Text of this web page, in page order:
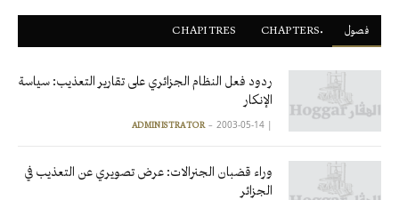
فصول CHAPITRES
ردود فعل النظام الجزائري على تقارير التعذيب: سياسة
الإنكار
|
ADMINISTRATOR 2003-05-14
وراء قضبان الجنرالات: عرض تصويري عن التعذيب في
الجزائر